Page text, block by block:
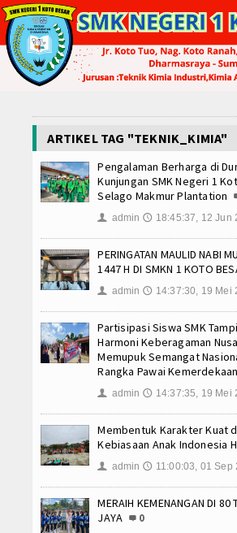
Home
Ekonomi
Internasional
Teknologi
Koleksi Video
Album Foto
E-Learning
Agenda
Lainnya
Hubungi Kami
ARTIKEL TAG "TEKNIK_KIMIA"
Pengalaman Berharga di
Kunjungan SMK Negeri 1
Selago Makmur Plantation
👤 admin 🕔 18:45:37, 12 Jun
PERINGATAN MAULID NABI
1447 H DI SMKN 1 KOTO
👤 admin 🕔 14:37:30, 19 Mei
Partisipasi Siswa SMK
Harmoni Keberagaman
Memupuk Semangat
Rangka Pawai
👤 admin 🕔 14:37:35, 19 Mei
Membentuk Karakter Kuat
Kebiasaan Anak Indonesia
👤 admin 🕔 11:00:03, 01 Sep
MERAIH KEMENANGAN DI 80
JAYA
0